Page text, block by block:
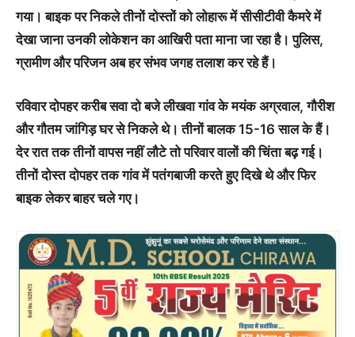
गया। बाइक पर निकले तीनों दोस्तों को लोहारू में सीसीटीवी कैमरे में
देखा जाना उनकी लोकेशन का आखिरी पता माना जा रहा है। पुलिस,
ग्रामीण और परिजन अब हर संभव जगह तलाश कर रहे हैं।
रविवार दोपहर करीब सवा दो बजे लीखवा गांव के मयंक अग्रवाल, गौरीश
और गौतम जांगिड़ घर से निकले थे। तीनों बालक 15-16 साल के हैं।
देर रात तक तीनों वापस नहीं लौटे तो परिवार वालों की चिंता बढ़ गई।
तीनों दोस्त दोपहर तक गांव में पतंगबाजी करते हुए दिखे थे और फिर
बाइक लेकर बाहर चले गए।